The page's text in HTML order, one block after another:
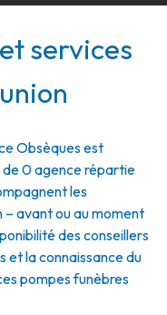
services
Obsèques est
de 0 agence répartie
les
– avant ou au moment
des conseillers
et la connaissance du
pompes funèbres